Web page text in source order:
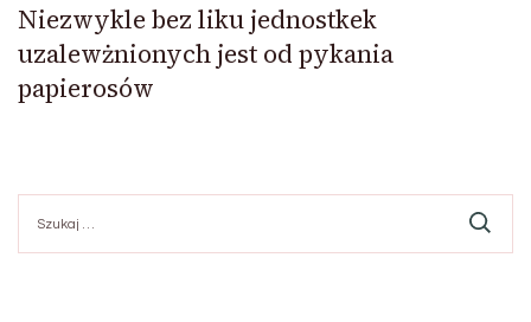
Niezwykle bez liku jednostkek
uzalewżnionych jest od pykania
papierosów